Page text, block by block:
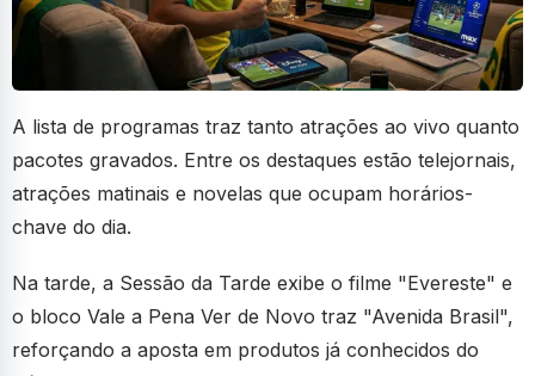
A lista de programas traz tanto atrações ao vivo quanto
pacotes gravados. Entre os destaques estão telejornais,
atrações matinais e novelas que ocupam horários-
chave do dia.
Na tarde, a Sessão da Tarde exibe o filme "Evereste" e
o bloco Vale a Pena Ver de Novo traz "Avenida Brasil",
reforçando a aposta em produtos já conhecidos do